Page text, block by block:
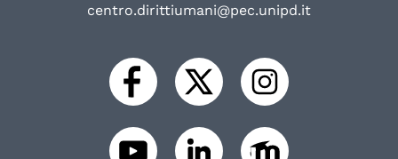
centro.dirittiumani@pec.unipd.it